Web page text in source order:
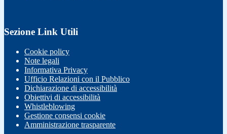
Sezione Link Utili
Cookie policy
Note legali
Informativa Privacy
Ufficio Relazioni con il Pubblico
Dichiarazione di accessibilità
Obiettivi di accessibilità
Whistleblowing
Gestione consensi cookie
Amministrazione trasparente